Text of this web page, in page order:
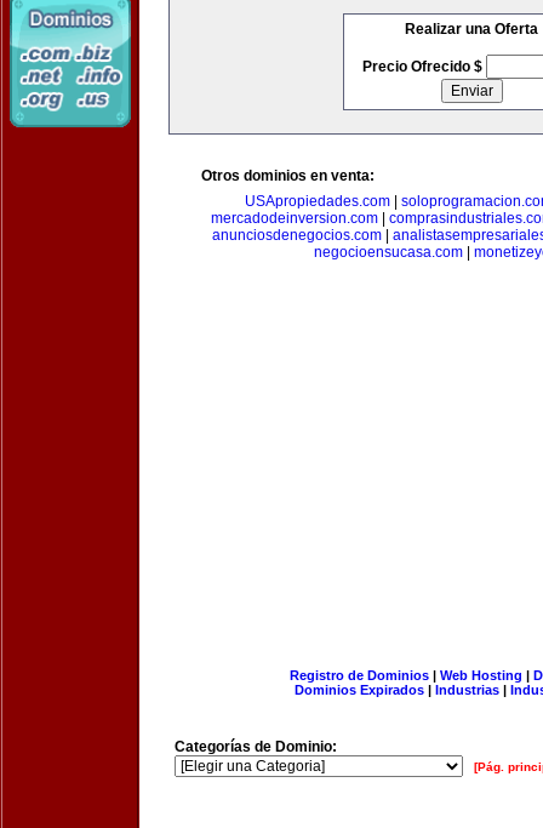
Realizar una Oferta
Precio Ofrecido $
Otros dominios en venta:
USApropiedades.com
mercadodeinversion.com
anunciosdenegocios.com|
negocioensucasa.com|
Registro de Dominios| Web Hosting |
Dominios Expirados | Industrias |
Categorías de Dominio:
[Pág.